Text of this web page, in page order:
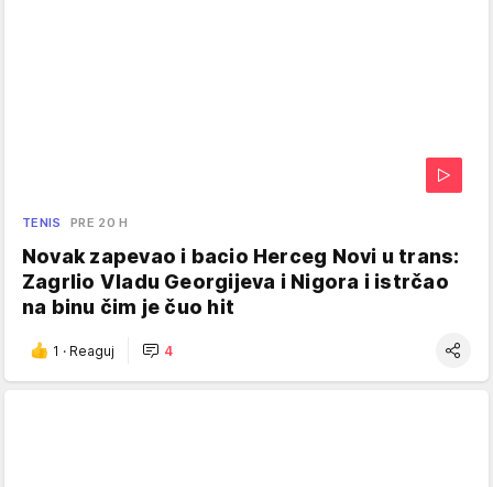
TENIS PRE 20 H
Novak zapevao i bacio Herceg Novi u trans:
Zagrlio Vladu Georgijeva i Nigora i istrčao
na binu čim je čuo hit
1 · Reaguj 4